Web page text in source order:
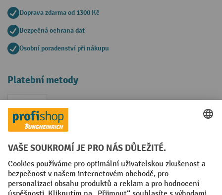
Doprava zdarma od 1300 Kč
Bezpečná ochrana dat
Osobní poradenství při nákupu
Platební metody
Faktura
Sociální sítě
Facebook
YouTubeLinkedIn